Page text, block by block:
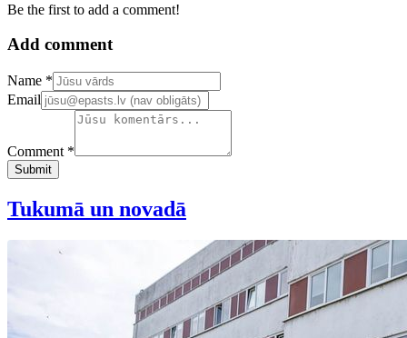
Be the first to add a comment!
Add comment
Confirm your email address
Name *
Email
Comment *
Submit
Tukumā un novadā